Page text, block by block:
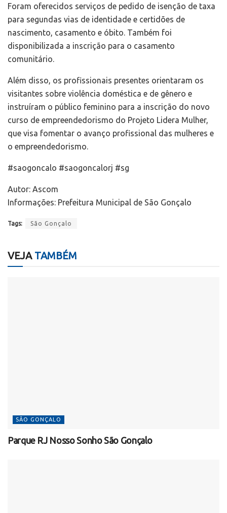
Foram oferecidos serviços de pedido de isenção de taxa
para segundas vias de identidade e certidões de
nascimento, casamento e óbito. Também foi
disponibilizada a inscrição para o casamento
comunitário.
Além disso, os profissionais presentes orientaram os
visitantes sobre violência doméstica e de gênero e
instruíram o público feminino para a inscrição do novo
curso de empreendedorismo do Projeto Lidera Mulher,
que visa fomentar o avanço profissional das mulheres e
o empreendedorismo.
#saogoncalo #saogoncalorj #sg
Autor: Ascom
Informações: Prefeitura Municipal de São Gonçalo
Tags: São Gonçalo
VEJATAMBÉM
SÃO GONÇALO
Parque RJ Nosso Sonho São Gonçalo